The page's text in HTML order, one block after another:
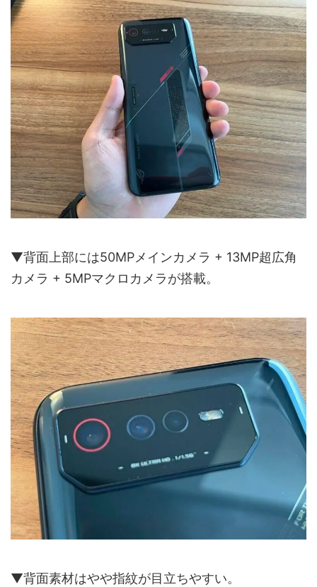
▼背面上部には50MPメインカメラ + 13MP超広角
カメラ + 5MPマクロカメラが搭載。
▼背面素材はやや指紋が目立ちやすい。